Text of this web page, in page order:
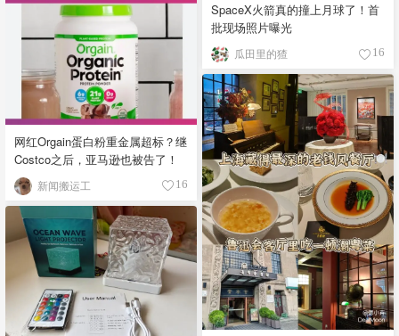
SpaceX火箭真的撞上月球了！首
批现场照片曝光
瓜田里的猹 16
网红Orgain蛋白粉重金属超标？继
Costco之后，亚马逊也被告了！
新闻搬运工 16